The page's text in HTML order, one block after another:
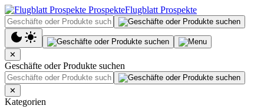
Flugblatt Prospekte
✕
Geschäfte oder Produkte suchen
✕
Kategorien